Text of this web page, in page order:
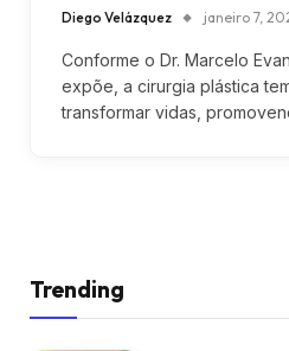
Diego Velázquez janeiro 7,
Conforme o Dr. Marcelo
expõe, a cirurgia plástica
transformar vidas,
Trending